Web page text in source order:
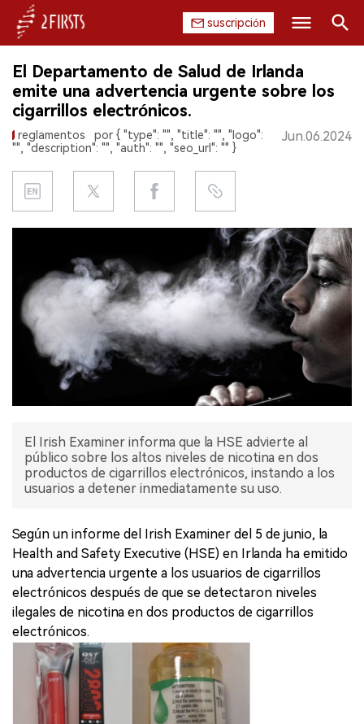
suscripción
INICIO
EMPRESA
REGULACIÓN
DATOS
EXPOSICIÓN
ENTREVISTA
El Departamento de Salud de Irlanda
emite una advertencia urgente sobre los
cigarrillos electrónicos.
reglamentos
por { "type": "", "title": "", "logo":
"", "description": "", "auth": "", "seo_url": "" }
Jun.06.2024
El Irish Examiner informa que la HSE advierte al
público sobre los altos niveles de nicotina en dos
productos de cigarrillos electrónicos, instando a los
usuarios a detener inmediatamente su uso.
Según un informe del Irish Examiner del 5 de junio, la
Health and Safety Executive (HSE) en Irlanda ha emitido
una advertencia urgente a los usuarios de cigarrillos
electrónicos después de que se detectaron niveles
ilegales de nicotina en dos productos de cigarrillos
electrónicos.